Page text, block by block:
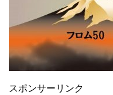
スポンサーリンク